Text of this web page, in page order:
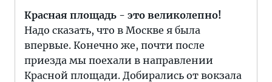
Красная площадь - это великолепно!
Надо сказать, что в Москве я была
впервые. Конечно же, почти после
приезда мы поехали в направлении
Красной площади. Добирались от вокзала